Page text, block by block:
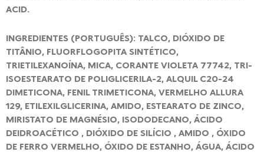
ACID.
INGREDIENTES (PORTUGUÊS): TALCO, DIÓXIDO DE
TITÂNIO, FLUORFLOGOPITA SINTÉTICO,
TRIETILEXANOÍNA, MICA, CORANTE VIOLETA 77742, TRI-
ISOESTEARATO DE POLIGLICERILA-2, ALQUIL C20-24
DIMETICONA, FENIL TRIMETICONA, VERMELHO ALLURA
129, ETILEXILGLICERINA, AMIDO, ESTEARATO DE ZINCO,
MIRISTATO DE MAGNÉSIO, ISODODECANO, ÁCIDO
DEIDROACÉTICO , DIÓXIDO DE SILÍCIO , AMIDO , ÓXIDO
DE FERRO VERMELHO, ÓXIDO DE ESTANHO, ÁGUA, ÁCIDO